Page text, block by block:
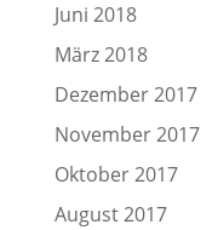
Juni 2018
März 2018
Dezember 2017
November 2017
Oktober 2017
August 2017